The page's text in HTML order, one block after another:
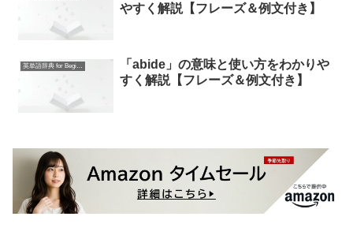
やすく解説【フレーズ＆例文付き】
英単語辞典 for Beginners
「abide」の意味と使い方をわかりや
すく解説【フレーズ＆例文付き】